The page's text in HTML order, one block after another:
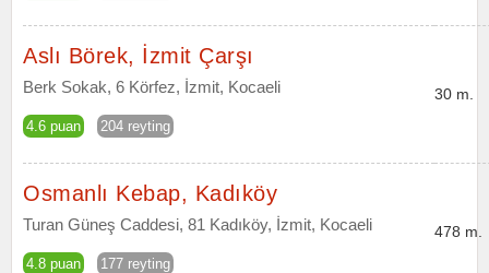
Aslı Börek, İzmit Çarşı
Berk Sokak, 6 Körfez, İzmit, Kocaeli
4.6 puan 204 reyting
30 m.
Osmanlı Kebap, Kadıköy
Turan Güneş Caddesi, 81 Kadıköy, İzmit, Kocaeli
4.8 puan 177 reyting
478 m.